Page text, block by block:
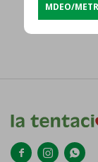
  
MDEO/